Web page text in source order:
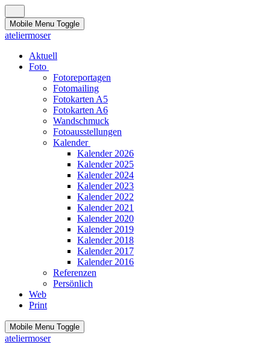
Mobile Menu Toggle
ateliermoser
Aktuell
Foto
Fotoreportagen
Fotomailing
Fotokarten A5
Fotokarten A6
Wandschmuck
Fotoausstellungen
Kalender
Kalender 2026
Kalender 2025
Kalender 2024
Kalender 2023
Kalender 2022
Kalender 2021
Kalender 2020
Kalender 2019
Kalender 2018
Kalender 2017
Kalender 2016
Referenzen
Persönlich
Web
Print
Mobile Menu Toggle
ateliermoser